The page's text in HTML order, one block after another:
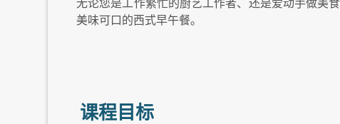
无论您是工作繁忙的厨艺工作者、还是爱动手做美
美味可口的西式早午餐。
课程目标